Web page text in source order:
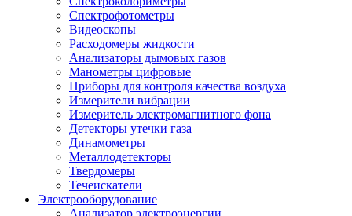
Спектрофотометры
Видеоскопы
Расходомеры жидкости
Анализаторы дымовых газов
Манометры цифровые
Приборы для контроля качества воздуха
Измерители вибрации
Измеритель электромагнитного фона
Детекторы утечки газа
Динамометры
Металлодетекторы
Твердомеры
Течеискатели
Электрооборудование
Анализатор электроэнергии